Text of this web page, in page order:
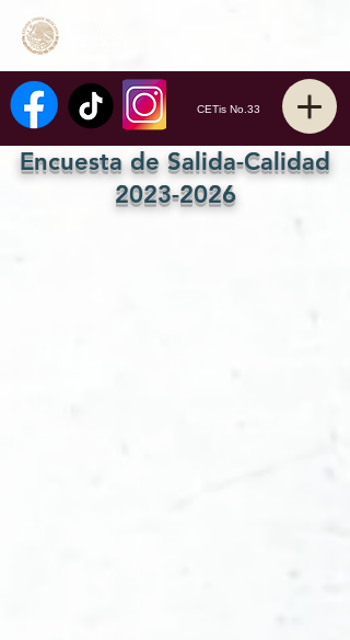
CETis No.33
Encuesta de Salida-Calidad
2023-2026